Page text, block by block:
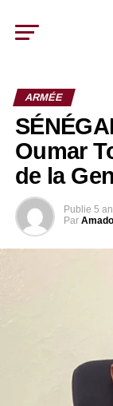
ARMÉE
Oumar
de la
Publie 5
Par